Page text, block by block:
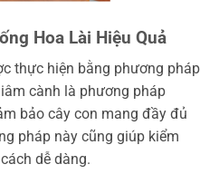
Hoa Lài Hiệu Quả
thực hiện bằng phương pháp
cành là phương pháp
bảo cây con mang đầy đủ
pháp này cũng giúp kiểm
dễ dàng.